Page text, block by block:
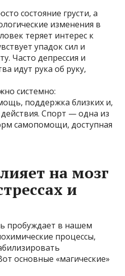
состояние грусти, а
изменения в
теряет интерес к
упадок сил и
Часто депрессия и
идут рука об руку,
системно:
поддержка близких и,
Спорт — одна из
самопомощи, доступная
на мозг
и
пробуждает в нашем
процессы,
основные «магические»